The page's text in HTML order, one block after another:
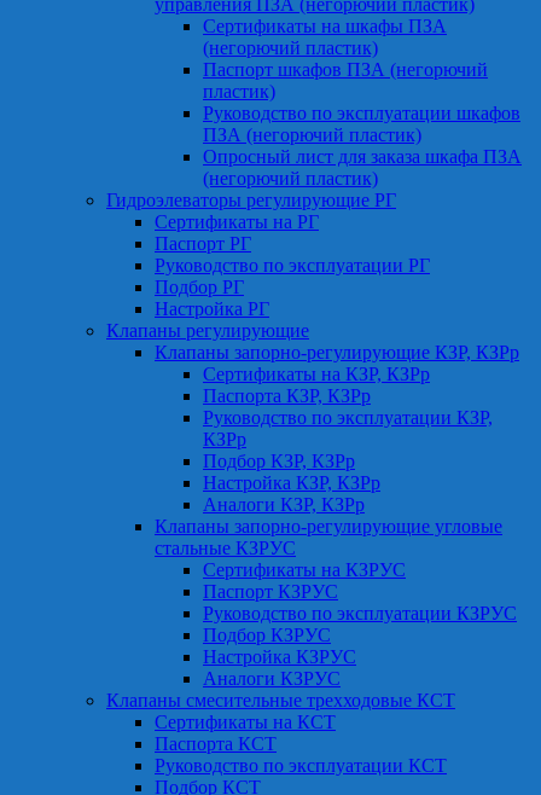
управления ПЗА (негорючий пластик)
Сертификаты на шкафы ПЗА
(негорючий пластик)
Паспорт шкафов ПЗА (негорючий
пластик)
Руководство по эксплуатации шкафов
ПЗА (негорючий пластик)
Опросный лист для заказа шкафа ПЗА
(негорючий пластик)
Гидроэлеваторы регулирующие РГ
Сертификаты на РГ
Паспорт РГ
Руководство по эксплуатации РГ
Подбор РГ
Настройка РГ
Клапаны регулирующие
Клапаны запорно-регулирующие КЗР, КЗРр
Сертификаты на КЗР, КЗРр
Паспорта КЗР, КЗРр
Руководство по эксплуатации КЗР,
КЗРр
Подбор КЗР, КЗРр
Настройка КЗР, КЗРр
Аналоги КЗР, КЗРр
Клапаны запорно-регулирующие угловые
стальные КЗРУС
Сертификаты на КЗРУС
Паспорт КЗРУС
Руководство по эксплуатации КЗРУС
Подбор КЗРУС
Настройка КЗРУС
Аналоги КЗРУС
Клапаны смесительные трехходовые КСТ
Сертификаты на КСТ
Паспорта КСТ
Руководство по эксплуатации КСТ
Подбор КСТ